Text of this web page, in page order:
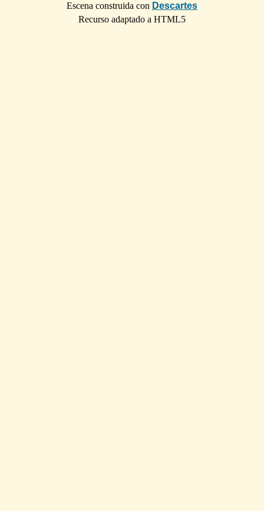
Escena construida con Descartes
Recurso adaptado a HTML5